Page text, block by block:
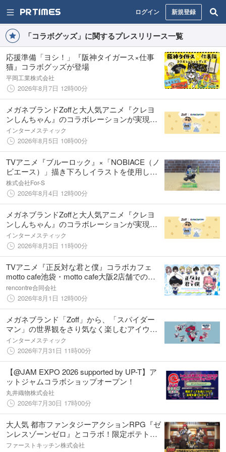
ログイン 新規登録
「コラボグッズ」に関するプレスリリース一覧
応援準備「ヨシ！」『阪神タイガース×仕事
猫』コラボグッズが登場
平岡工業株式会社
2026年8月7日 12時00分
メガネブランドZoffと大人気アニメ『クレヨ
ンしんちゃん』のコラボレーションが実現
しんちゃんやシロ、チョコビ、ぶりぶりざえ
もんなどをモチーフにした「Zoff｜クレヨン
しんちゃん」が登場
インターメスティック
2026年8月5日 10時00分
TVアニメ『ブルーロック』×「NOBIACE（ノ
ビエース）」描き下ろしイラストを使用した
オリジナルグッズの受注販売を開始！
株式会社For-S
2026年8月4日 12時00分
メガネブランドZoffと大人気アニメ『クレヨ
ンしんちゃん』のコラボレーションが実現
アニメに登場するキャラクターをモチーフに
した「Zoff｜クレヨンしんちゃん」が発売決
定
インターメスティック
2026年8月3日 11時00分
TVアニメ『正反対な君と僕』コラボカフェ
motto cafe池袋・motto cafe大阪2店舗でのコ
ラボメニューと描き起こしコラボグッズのラ
インナップが公開！
rencontre合同会社
2026年8月1日 12時00分
メガネブランド「Zoff」から、「スパイダー
マン」の世界観をさり気なく楽しむアイウェ
アコレクション「MARVEL COLLECTION
SPIDER-MAN」第3弾が登場
インターメスティック
2026年7月31日 11時00分
【@JAM EXPO 2026 supported by UP-T】ア
ットジャムコラボショップオープン！
丸井織物株式会社
2026年7月30日 17時00分
大人気 都市ファンタジーアクションRPG『ゼ
ンレスゾーンゼロ』とコラボ！限定ポテトフ
レーバー「味覚満点BBQスペアリブ味」登
ファーストキッチン株式会社